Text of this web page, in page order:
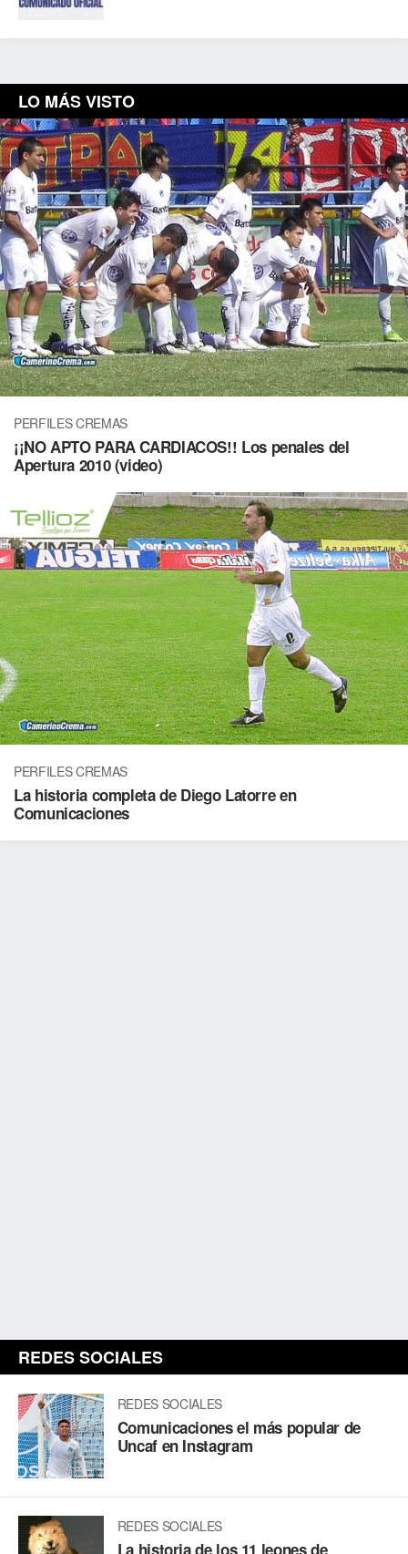
LO MÁS VISTO
PERFILES CREMAS
¡¡NO APTO PARA CARDIACOS!! Los penales del
Apertura 2010 (video)
PERFILES CREMAS
La historia completa de Diego Latorre en
Comunicaciones
REDES SOCIALES
REDES SOCIALES
Comunicaciones el más popular de
Uncaf en Instagram
REDES SOCIALES